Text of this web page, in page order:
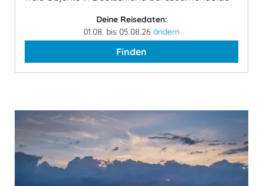
Deine Reisedaten:
01.08. bis 05.08.26 ändern
Finden